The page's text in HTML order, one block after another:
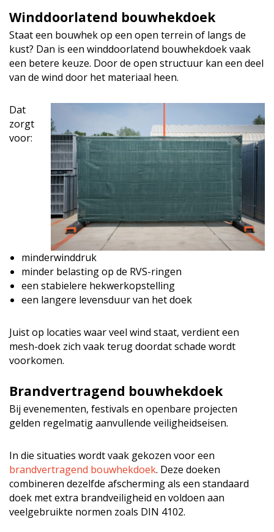
Winddoorlatend bouwhekdoek
Staat een bouwhek op een open terrein of langs de
kust? Dan is een winddoorlatend bouwhekdoek vaak
een betere keuze. Door de open structuur kan een deel
van de wind door het materiaal heen.
Dat
zorgt
voor:
minderwinddruk
minder belasting op de RVS-ringen
een stabielere hekwerkopstelling
een langere levensduur van het doek
Juist op locaties waar veel wind staat, verdient een
mesh-doek zich vaak terug doordat schade wordt
voorkomen.
Brandvertragend bouwhekdoek
Bij evenementen, festivals en openbare projecten
gelden regelmatig aanvullende veiligheidseisen.
In die situaties wordt vaak gekozen voor een
brandvertragend bouwhekdoek. Deze doeken
combineren dezelfde afscherming als een standaard
doek met extra brandveiligheid en voldoen aan
veelgebruikte normen zoals DIN 4102.